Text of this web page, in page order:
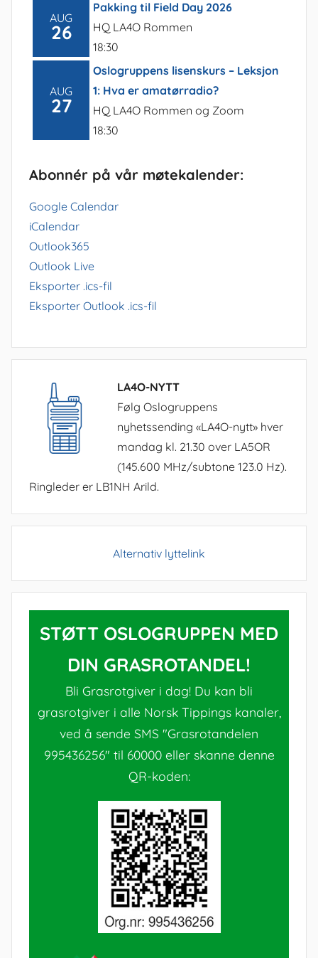
AUG
26
Pakking til Field Day 2026
HQ LA4O Rommen
18:30
AUG
27
Oslogruppens lisenskurs – Leksjon
1: Hva er amatørradio?
HQ LA4O Rommen og Zoom
18:30
Abonnér på vår møtekalender:
Google Calendar
iCalendar
Outlook365
Outlook Live
Eksporter .ics-fil
Eksporter Outlook .ics-fil
LA4O-NYTT
Følg Oslogruppens
nyhetssending «LA4O-nytt» hver
mandag kl. 21.30 over LA5OR
(145.600 MHz/subtone 123.0 Hz).
Ringleder er LB1NH Arild.
Alternativ lyttelink
STØTT OSLOGRUPPEN MED
DIN GRASROTANDEL!
Bli Grasrotgiver i dag! Du kan bli
grasrotgiver i alle Norsk Tippings kanaler,
ved å sende SMS "Grasrotandelen
995436256" til 60000 eller skanne denne
QR-koden: